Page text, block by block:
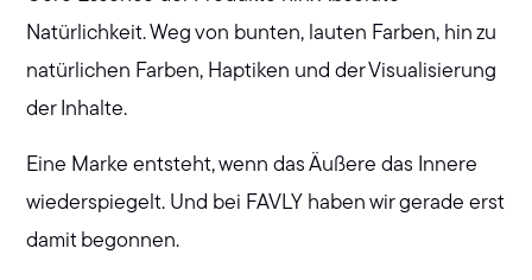
Natürlichkeit. Weg von bunten, lauten Farben, hin zu
natürlichen Farben, Haptiken und der Visualisierung
der Inhalte.
Eine Marke entsteht, wenn das Äußere das Innere
wiederspiegelt. Und bei FAVLY haben wir gerade erst
damit begonnen.